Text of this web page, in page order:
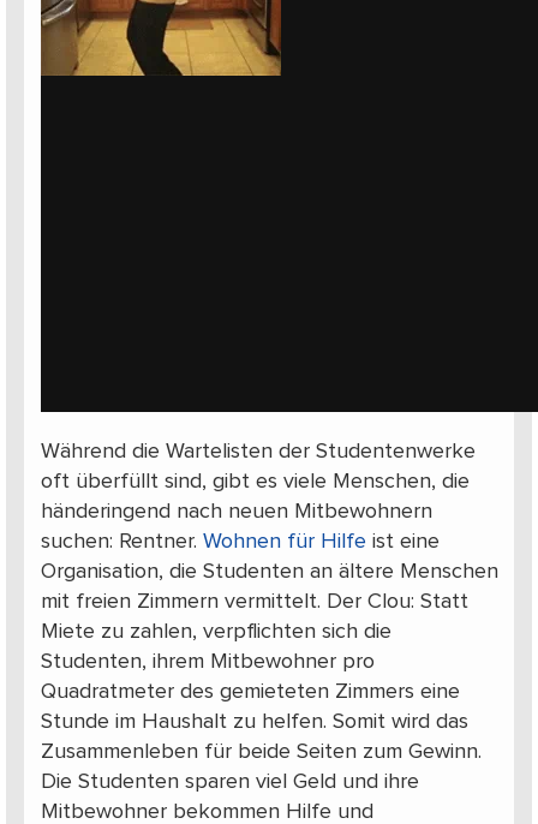
Während die Wartelisten der Studentenwerke
oft überfüllt sind, gibt es viele Menschen, die
händeringend nach neuen Mitbewohnern
suchen: Rentner. Wohnen für Hilfe ist eine
Organisation, die Studenten an ältere Menschen
mit freien Zimmern vermittelt. Der Clou: Statt
Miete zu zahlen, verpflichten sich die
Studenten, ihrem Mitbewohner pro
Quadratmeter des gemieteten Zimmers eine
Stunde im Haushalt zu helfen. Somit wird das
Zusammenleben für beide Seiten zum Gewinn.
Die Studenten sparen viel Geld und ihre
Mitbewohner bekommen Hilfe und